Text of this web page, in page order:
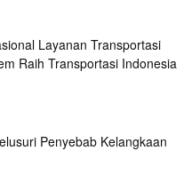
Layanan Transportasi
Raih Transportasi Indonesia
Penyebab Kelangkaan